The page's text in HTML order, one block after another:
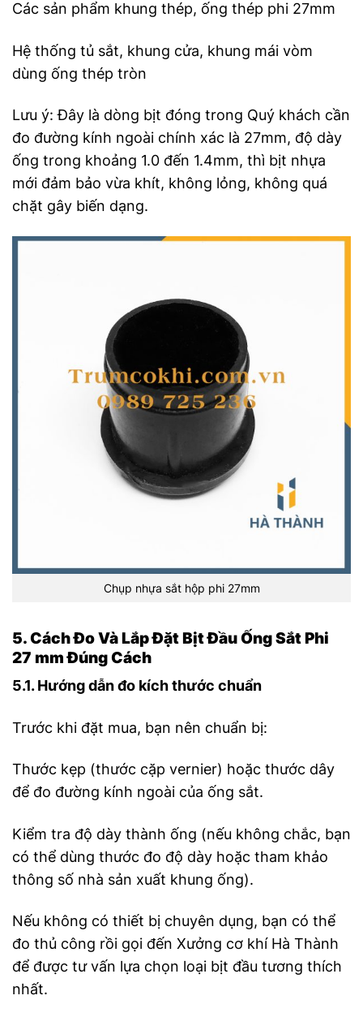
Các sản phẩm khung thép, ống thép phi 27mm
Hệ thống tủ sắt, khung cửa, khung mái vòm
dùng ống thép tròn
Lưu ý: Đây là dòng bịt đóng trong Quý khách cần
đo đường kính ngoài chính xác là 27mm, độ dày
ống trong khoảng 1.0 đến 1.4mm, thì bịt nhựa
mới đảm bảo vừa khít, không lỏng, không quá
chặt gây biến dạng.
Chụp nhựa sắt hộp phi 27mm
5. Cách Đo Và Lắp Đặt Bịt Đầu Ống Sắt Phi
27 mm Đúng Cách
5.1. Hướng dẫn đo kích thước chuẩn
Trước khi đặt mua, bạn nên chuẩn bị:
Thước kẹp (thước cặp vernier) hoặc thước dây
để đo đường kính ngoài của ống sắt.
Kiểm tra độ dày thành ống (nếu không chắc, bạn
có thể dùng thước đo độ dày hoặc tham khảo
thông số nhà sản xuất khung ống).
Nếu không có thiết bị chuyên dụng, bạn có thể
đo thủ công rồi gọi đến Xưởng cơ khí Hà Thành
để được tư vấn lựa chọn loại bịt đầu tương thích
nhất.